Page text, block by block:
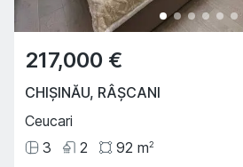
217,000 €
CHIȘINĂU, RÂȘCANI
Ceucari
3
2 92 m2